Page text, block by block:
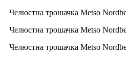
Челюстна трошачка Metso
Челюстна трошачка Metso
Челюстна трошачка Metso